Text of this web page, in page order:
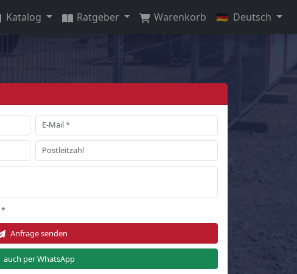
Katalog Ratgeber Warenkorb 🇩🇪 Deutsch
*
Anfrage senden
auch per WhatsApp